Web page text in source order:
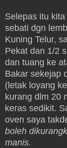
Selepas itu
sebati dgn
Kuning Telur,
Pekat dan 1/2
dan tuang ke
Bakar sekejap
(letak loyang
kurang dlm 20
keras sedikit.
oven saya
boleh
manis.